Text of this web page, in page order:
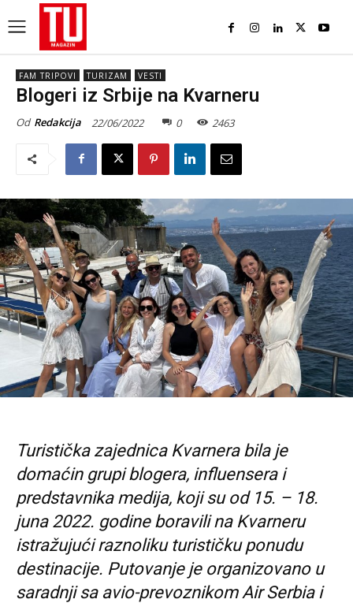
FAM TRIPOVI TURIZAM VESTI
Blogeri iz Srbije na Kvarneru
Od Redakcija 22/06/2022 0 2463
Turistička zajednica Kvarnera bila je
domaćin grupi blogera, influensera i
predstavnika medija, koji su od 15. – 18.
juna 2022. godine boravili na Kvarneru
istražujući raznoliku turističku ponudu
destinacije. Putovanje je organizovano u
saradnji sa avio-prevoznikom Air Serbia i